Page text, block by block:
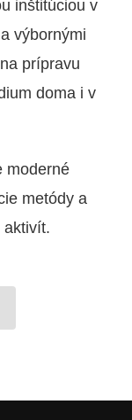
inštitúciou v
výbornými
prípravu
doma i v
moderné
metódy a
aktivít.